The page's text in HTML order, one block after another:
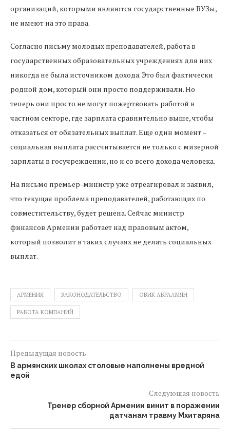
организаций, которыми являются государственные ВУЗы,
не имеют на это права.
Согласно письму молодых преподавателей, работа в
государственных образовательных учреждениях для них
никогда не была источником дохода. Это был фактически
родной дом, который они просто поддерживали. Но
теперь они просто не могут пожертвовать работой в
частном секторе, где зарплата сравнительно выше, чтобы
отказаться от обязательных выплат. Еще один момент –
социальная выплата рассчитывается не только с мизерной
зарплаты в госучреждении, но и со всего дохода человека.
На письмо премьер-министр уже отреагировал и заявил,
что текущая проблема преподавателей, работающих по
совместительству, будет решена. Сейчас министр
финансов Армении работает над правовым актом,
который позволит в таких случаях не делать социальных
выплат.
АРМЕНИЯ ЗАКОНОДАТЕЛЬСТВО ОВИК АБРААМЯН
РАБОТА КОМПАНИЙ
Предыдущая новость
В армянских школах столовые наполнены вредной
едой
Следующая новость
Тренер сборной Армении винит в поражении
датчанам травму Мхитаряна